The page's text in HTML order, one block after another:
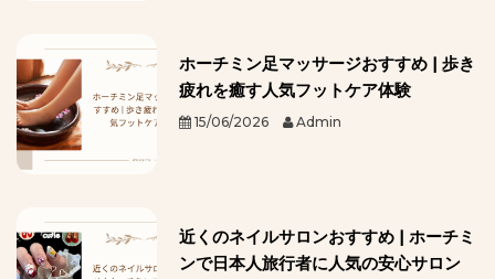
ホーチミン足マッサージおすすめ | 歩き
疲れを癒す人気フットケア体験
15/06/2026 Admin
近くのネイルサロンおすすめ | ホーチミ
ンで日本人旅行者に人気の安心サロン